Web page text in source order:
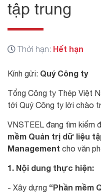
tập trung
Thời hạn: Hết hạn
Kính gửi: Quý Công ty
Tổng Công ty Thép Việt
tới Quý Công ty lời chào
VNSTEEL đang tìm kiếm
mềm Quản trị dữ liệu
Management cho văn
1. Nội dung thực hiện:
- Xây dựng “Phần mềm